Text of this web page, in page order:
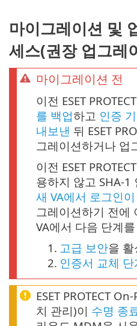
마이그레이션 및
세스(권장 업그레
마이그레이션 전
이전 ESET
를 백업하고 인증
내보낸 뒤 ESET
그레이션하거나 업
이전 ESET
용하지 않고 SHA-1
새 VA에서 로그인
그레이션하기 전에
VA에서 다음 단계
1. 고급 보안을
2. 인증서 교체 단
ESET PROTECT
치 관리)이 수명 종